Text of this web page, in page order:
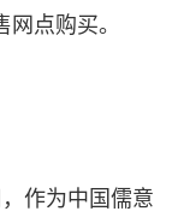
点购买。
作为中国儒意